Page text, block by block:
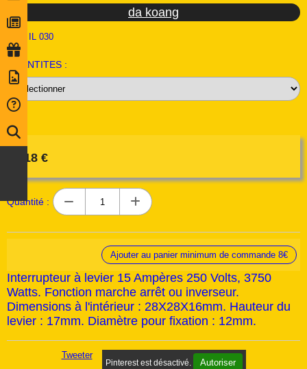
da koang
IL 030
QUANTITES :
4,18 €
Quantité :
Ajouter au panier minimum de commande 8€
Interrupteur à levier 15 Ampères 250 Volts, 3750
Watts. Fonction marche arrêt ou inverseur.
Dimensions à l'intérieur : 28X28X16mm. Hauteur du
levier : 17mm. Diamètre pour fixation : 12mm.
Tweeter
Pinterest est désactivé. Autoriser